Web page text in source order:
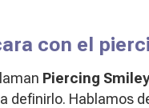
con el
Piercing
definirlo. Hablamos